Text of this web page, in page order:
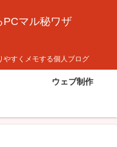
マル秘ワザ
やすくメモする個人ブログ
ウェブ制作